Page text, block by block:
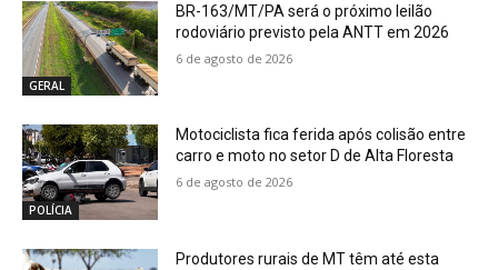
GERAL
BR-163/MT/PA será o próximo leilão
rodoviário previsto pela ANTT em 2026
6 de agosto de 2026
POLÍCIA
Motociclista fica ferida após colisão entre
carro e moto no setor D de Alta Floresta
6 de agosto de 2026
Produtores rurais de MT têm até esta